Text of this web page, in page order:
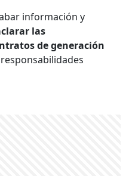
información y
las
de generación